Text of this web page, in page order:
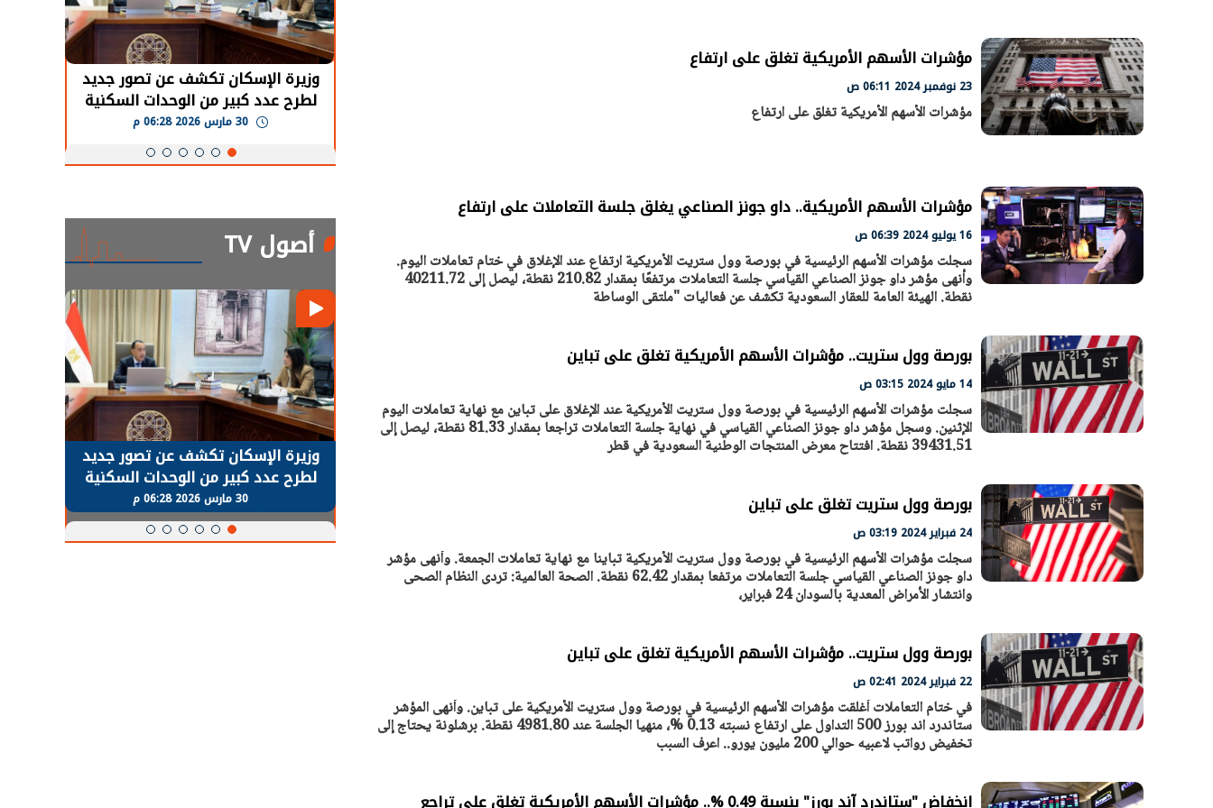
مؤشرات الأسهم الأمريكية تغلق على ارتفاع
23 نوفمبر 2024 06:11 ص
مؤشرات الأسهم الأمريكية تغلق على ارتفاع
مؤشرات الأسهم الأمريكية.. داو جونز الصناعي يغلق جلسة التعاملات على ارتفاع
16 يوليو 2024 06:39 ص
سجلت مؤشرات الأسهم الرئيسية في بورصة وول ستريت الأمريكية ارتفاع عند الإغلاق في ختام تعاملات اليوم.
وأنهى مؤشر داو جونز الصناعي القياسي جلسة التعاملات مرتفعًا بمقدار 210.82 نقطة، ليصل إلى 40211.72
نقطة. الهيئة العامة للعقار السعودية تكشف عن فعاليات "ملتقى الوساطة
بورصة وول ستريت.. مؤشرات الأسهم الأمريكية تغلق على تباين
14 مايو 2024 03:15 ص
سجلت مؤشرات الأسهم الرئيسية في بورصة وول ستريت الأمريكية عند الإغلاق على تباين مع نهاية تعاملات اليوم
الإثنين. وسجل مؤشر داو جونز الصناعي القياسي في نهاية جلسة التعاملات تراجعا بمقدار 81.33 نقطة، ليصل إلى
39431.51 نقطة. افتتاح معرض المنتجات الوطنية السعودية في قطر
بورصة وول ستريت تغلق على تباين
24 فبراير 2024 03:19 ص
سجلت مؤشرات الأسهم الرئيسية في بورصة وول ستريت الأمريكية تباينا مع نهاية تعاملات الجمعة. وأنهى مؤشر
داو جونز الصناعي القياسي جلسة التعاملات مرتفعا بمقدار 62.42 نقطة. الصحة العالمية: تردى النظام الصحى
وانتشار الأمراض المعدية بالسودان 24 فبراير،
بورصة وول ستريت.. مؤشرات الأسهم الأمريكية تغلق على تباين
22 فبراير 2024 02:41 ص
في ختام التعاملات أغلقت مؤشرات الأسهم الرئيسية في بورصة وول ستريت الأمريكية على تباين. وأنهى المؤشر
ستاندرد اند بورز 500 التداول على ارتفاع نسبته 0.13 %، منهيا الجلسة عند 4981.80 نقطة. برشلونة يحتاج إلى
تخفيض رواتب لاعبيه حوالي 200 مليون يورو.. اعرف السبب
انخفاض "ستاندرد آند بورز" بنسبة 0.49 %.. مؤشرات الأسهم الأمريكية تغلق على تراجع
الرئيس السيسي: تداعيات خطيرة على
الاقتصاد العالمي وأسعار الوقود حال
استمرار الأزمة في الشرق الأوسط
30 مارس 2026 05:06 م
رئيس الوزراء يتابع الإجراءات الخاصة
بتنفيذ التوجيهات الرئاسية بطرح وحدات
سكنية بالإيجار للمواطنين
30 مارس 2026 04:40 م
وزيرة الإسكان تكشف عن تصور جديد
لطرح عدد كبير من الوحدات السكنية
بنظام الإيجار
أصول TV
الرئيس السيسي: تداعيات خطيرة على
الاقتصاد العالمي وأسعار الوقود حال
استمرار الأزمة في الشرق الأوسط
30 مارس 2026 05:06 م
رئيس الوزراء يتابع الإجراءات الخاصة
سكنية بالإيجار للمواطنين
30 مارس 2026 04:40 م
وزيرة الإسكان تكشف عن تصور جديد
لطرح عدد كبير من الوحدات السكنية
بنظام الإيجار